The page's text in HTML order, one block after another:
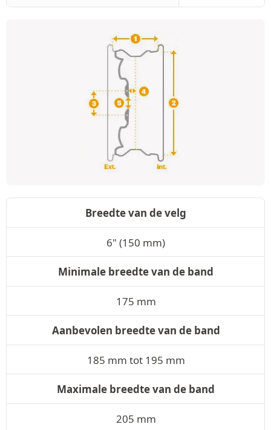
Breedte van de velg
6" (150 mm)
Minimale breedte van de band
175 mm
Aanbevolen breedte van de band
185 mm tot 195 mm
Maximale breedte van de band
205 mm